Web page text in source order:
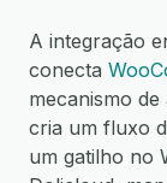
A integração
conecta
mecanismo
cria um fluxo
um gatilho no